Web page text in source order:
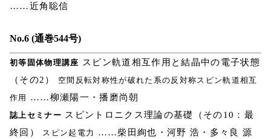
……近角聡信
No.6 (通巻544号)
初等固体物理講座 スピン軌道相互作用と結晶中の電子状態
（その2）
空間反転対称性が破れた系の反対称スピン軌道相互
作用 ……柳瀬陽一・播磨尚朝
誌上セミナー スピントロニクス理論の基礎（その10：最
終回）
スピン起電力 ……柴田絢也・河野 浩・多々良 源